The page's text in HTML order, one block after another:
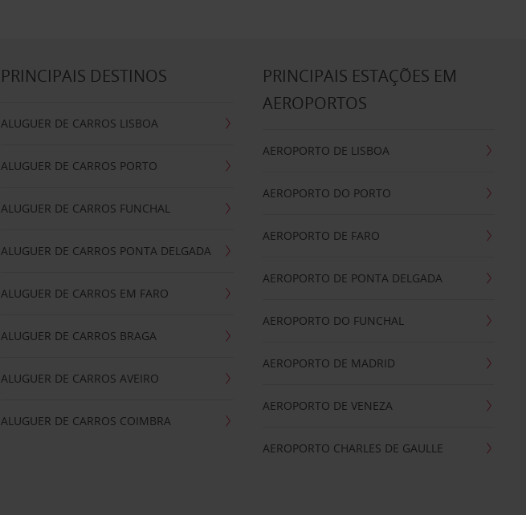
PRINCIPAIS DESTINOS
ALUGUER DE CARROS LISBOA
ALUGUER DE CARROS PORTO
ALUGUER DE CARROS FUNCHAL
ALUGUER DE CARROS PONTA DELGADA
ALUGUER DE CARROS EM FARO
ALUGUER DE CARROS BRAGA
ALUGUER DE CARROS AVEIRO
ALUGUER DE CARROS COIMBRA
PRINCIPAIS ESTAÇÕES EM
AEROPORTOS
AEROPORTO DE LISBOA
AEROPORTO DO PORTO
AEROPORTO DE FARO
AEROPORTO DE PONTA DELGADA
AEROPORTO DO FUNCHAL
AEROPORTO DE MADRID
AEROPORTO DE VENEZA
AEROPORTO CHARLES DE GAULLE